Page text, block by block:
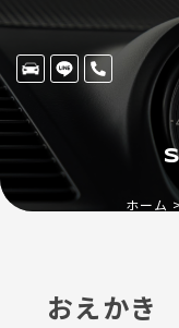
ホーム
おえかき